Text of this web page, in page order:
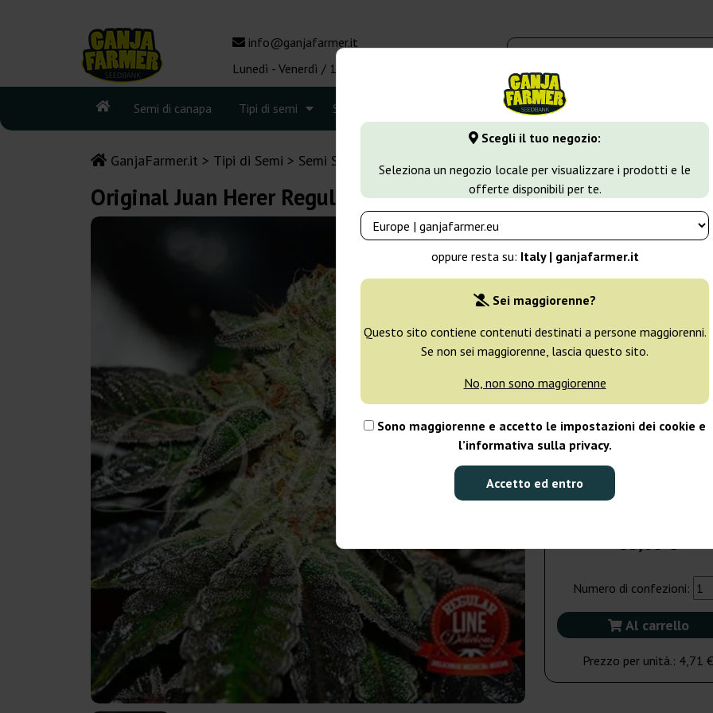
Scegli il tuo negozio:
Seleziona un negozio locale per visualizzare i prodotti e le
offerte disponibili per te.
oppure resta su: Italy | ganjafarmer.it
Sei maggiorenne?
Questo sito contiene contenuti destinati a persone maggiorenni.
Se non sei maggiorenne, lascia questo sito.
No, non sono maggiorenne
Sono maggiorenne e accetto le impostazioni dei cookie e
l’informativa sulla privacy.
Accetto ed entro
info@ganjafarmer.it
Lunedì - Venerdì / 10:00 - 16:00
Semi di canapa Tipi di semi Seedbank Tipi di marijuana Altro
GanjaFarmer.it Tipi di Semi Semi Sativa
Original Juan Herer Regular Delicious Seeds
Delicious Seeds
7 semi
Spedito in 3-7
15 semi
Spedito in 3-7
giorni
33,00 €
Numero di confezioni:
Al carrello
Prezzo per unità.: 4,71 €